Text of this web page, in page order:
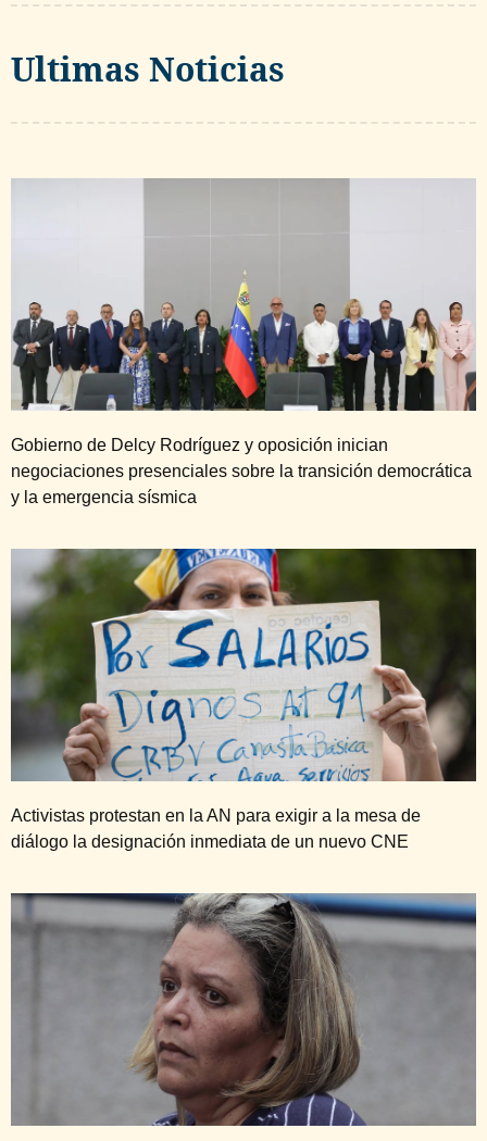
Ultimas Noticias
Gobierno de Delcy Rodríguez y oposición inician
negociaciones presenciales sobre la transición democrática
y la emergencia sísmica
Activistas protestan en la AN para exigir a la mesa de
diálogo la designación inmediata de un nuevo CNE